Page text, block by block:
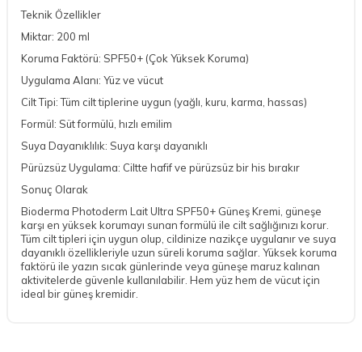
Teknik Özellikler
Miktar: 200 ml
Koruma Faktörü: SPF50+ (Çok Yüksek Koruma)
Uygulama Alanı: Yüz ve vücut
Cilt Tipi: Tüm cilt tiplerine uygun (yağlı, kuru, karma, hassas)
Formül: Süt formülü, hızlı emilim
Suya Dayanıklılık: Suya karşı dayanıklı
Pürüzsüz Uygulama: Ciltte hafif ve pürüzsüz bir his bırakır
Sonuç Olarak
Bioderma Photoderm Lait Ultra SPF50+ Güneş Kremi, güneşe
karşı en yüksek korumayı sunan formülü ile cilt sağlığınızı korur.
Tüm cilt tipleri için uygun olup, cildinize nazikçe uygulanır ve suya
dayanıklı özellikleriyle uzun süreli koruma sağlar. Yüksek koruma
faktörü ile yazın sıcak günlerinde veya güneşe maruz kalınan
aktivitelerde güvenle kullanılabilir. Hem yüz hem de vücut için
ideal bir güneş kremidir.